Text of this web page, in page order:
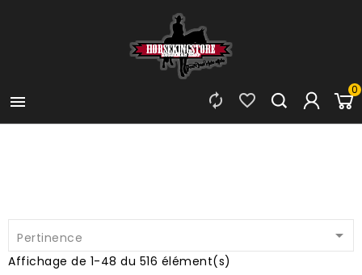

0


Pertinence 
Affichage de 1-48 du 516 élément(s)